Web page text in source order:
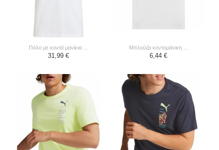
πόλο με κοντά μανίκια ...
31,99 €
μπλούζα κοντομάνικη ...
6,44 €